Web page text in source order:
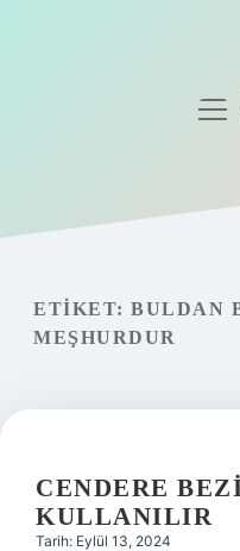
Gizlilik Politikası
Hakkımızda
ETIKET: BULDAN
MEŞHURDUR
CENDERE
KULLANILIR
Tarih: Eylül 13, 2024